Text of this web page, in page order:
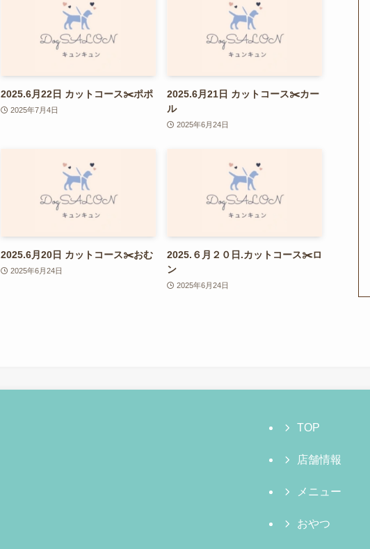
2025.6月22日 カットコース✂️ポポ
2025年7月4日
2025.6月21日 カットコース✂️カー
ル
2025年6月24日
2025.6月20日 カットコース✂️おむ
2025年6月24日
2025.６月２０日.カットコース✂️ロ
ン
2025年6月24日
TOP
店舗情報
メニュー
おやつ